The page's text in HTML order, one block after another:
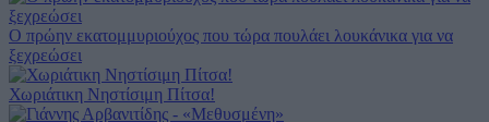
Ο πρώην εκατομμυριούχος που τώρα πουλάει λουκάνικα για να
ξεχρεώσει
Χωριάτικη Νηστίσιμη Πίτσα!